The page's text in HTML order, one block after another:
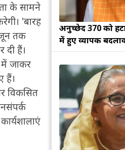
के सामने
'बारह
तक
हैं।
में जाकर
हैं।
विकसित
अनुच्छेद 370 को
में हुए व्यापक